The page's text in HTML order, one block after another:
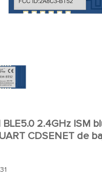
BLE5.0 2.4GHz ISM
CDSENET de